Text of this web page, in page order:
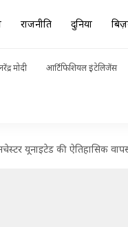
राजनीति दुनिया
नरेंद्र मोदी आर्टिफिशियल इंटेलिजेंस
यूनाइटेड की ऐतिहासिक